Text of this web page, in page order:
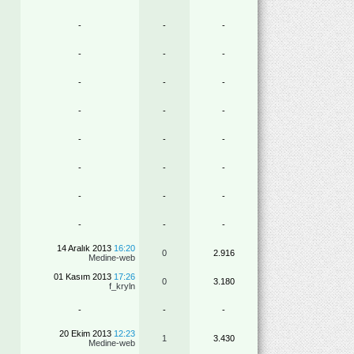
- - -
- - -
- - -
- - -
- - -
- - -
- - -
- - -
14 Aralık 2013 16:20
Medine-web
0 2.916
01 Kasım 2013 17:26
f_kryln
0 3.180
- - -
20 Ekim 2013 12:23
Medine-web
1 3.430